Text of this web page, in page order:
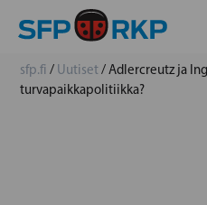
sfp.fi / Uutiset/Adlercreutz ja
turvapaikkapolitiikka?